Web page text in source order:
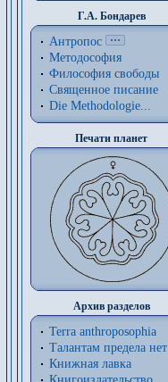
Г.А. Бондарев
Антропос
Методософия
Философия cвободы
Священное писание
Die Methodologie...
Печати планет
Архив разделов
Terra anthroposophia
Талантам предела нет
Книжная лавка